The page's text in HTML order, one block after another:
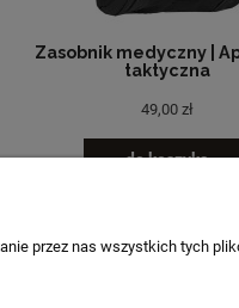
Zasobnik medyczny |
taktyczna
49,00 zł
do koszyka
O NAS
przez nas wszystkich tych